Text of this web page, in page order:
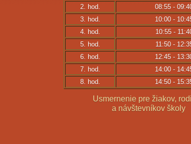
2. hod.
08:55 -
3. hod.
10:00 -
4. hod.
10:55 -
5. hod.
11:50 -
6. hod.
12:45 -
7. hod.
14:00 -
8. hod.
14:50 -
Usmernenie pre žiakov,
a návštevníkov školy